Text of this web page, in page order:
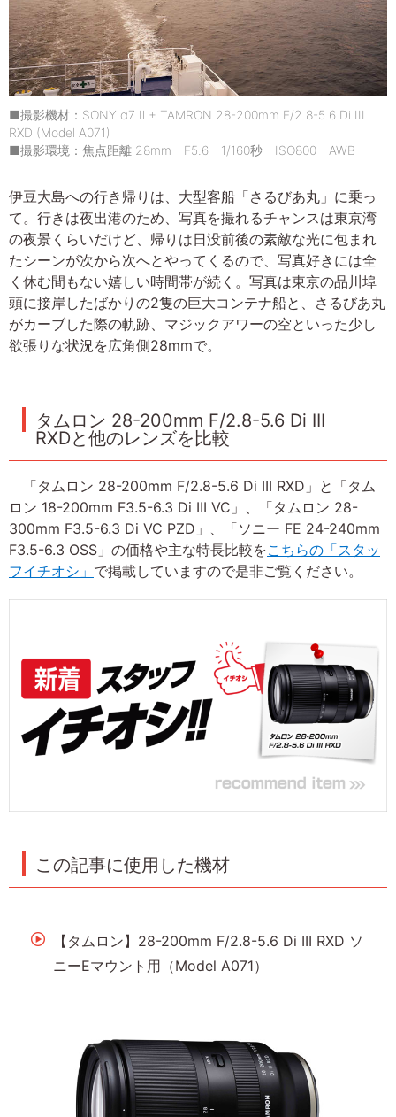
■撮影機材：SONY α7 Ⅱ + TAMRON 28-200mm F/2.8-5.6 Di III
RXD (Model A071)
■撮影環境：焦点距離 28mm F5.6 1/160秒 ISO800 AWB
伊豆大島への行き帰りは、大型客船「さるびあ丸」に乗っ
て。行きは夜出港のため、写真を撮れるチャンスは東京湾
の夜景くらいだけど、帰りは日没前後の素敵な光に包まれ
たシーンが次から次へとやってくるので、写真好きには全
く休む間もない嬉しい時間帯が続く。写真は東京の品川埠
頭に接岸したばかりの2隻の巨大コンテナ船と、さるびあ丸
がカーブした際の軌跡、マジックアワーの空といった少し
欲張りな状況を広角側28mmで。
タムロン 28-200mm F/2.8-5.6 Di III
RXDと他のレンズを比較
「タムロン 28-200mm F/2.8-5.6 Di III RXD」と「タム
ロン 18-200mm F3.5-6.3 Di III VC」、「タムロン 28-
300mm F3.5-6.3 Di VC PZD」、「ソニー FE 24-240mm
F3.5-6.3 OSS」の価格や主な特長比較をこちらの「スタッ
フイチオシ」 で掲載していますので是非ご覧ください。
この記事に使用した機材
【タムロン】28-200mm F/2.8-5.6 Di III RXD ソ
ニーEマウント用（Model A071）